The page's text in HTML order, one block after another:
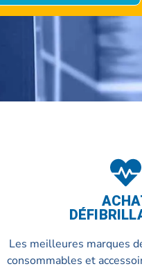
Les meilleures marques
consommables et